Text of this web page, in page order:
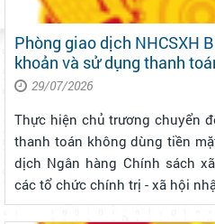
Phòng giao dịch NHCSXH
khoản và sử dụng thanh
VBSP SmartBanking, góp
29/07/2026
Thực hiện chủ trương chuyển
thanh toán không dùng tiền
dịch Ngân hàng Chính sách
các tổ chức chính trị - xã hội
Tiết kiệm và vay vốn tích